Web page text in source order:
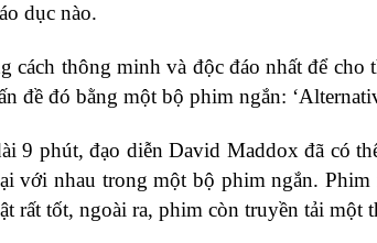
dục nào.
cách thông minh và độc đáo nhất để
đề đó bằng một bộ phim ngắn:
9 phút, đạo diễn David Maddox đã có
với nhau trong một bộ phim ngắn.
rất tốt, ngoài ra, phim còn truyền tải một